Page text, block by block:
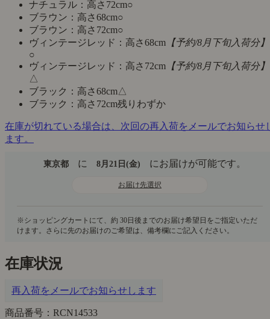
ナチュラル：高さ72cm○
ブラウン：高さ68cm○
ブラウン：高さ72cm○
ヴィンテージレッド：高さ68cm 【予約/8月下旬入荷分】
○
ヴィンテージレッド：高さ72cm 【予約/8月下旬入荷分】
△
ブラック：高さ68cm△
ブラック：高さ72cm残りわずか
在庫が切れている場合は、次回の再入荷をメールでお知らせ
ます。
東京都 に 8月21日(金) にお届けが可能です。
お届け先選択
在庫状況
再入荷をメールでお知らせします
商品番号：RCN14533